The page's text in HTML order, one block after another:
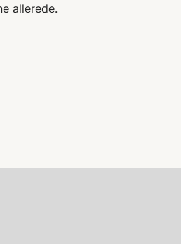
allerede.